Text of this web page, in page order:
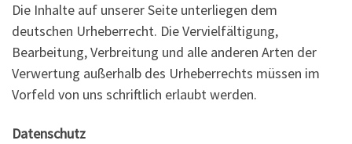
Die Inhalte auf unserer Seite unterliegen dem
deutschen Urheberrecht. Die Vervielfältigung,
Bearbeitung, Verbreitung und alle anderen Arten der
Verwertung außerhalb des Urheberrechts müssen im
Vorfeld von uns schriftlich erlaubt werden.
Datenschutz